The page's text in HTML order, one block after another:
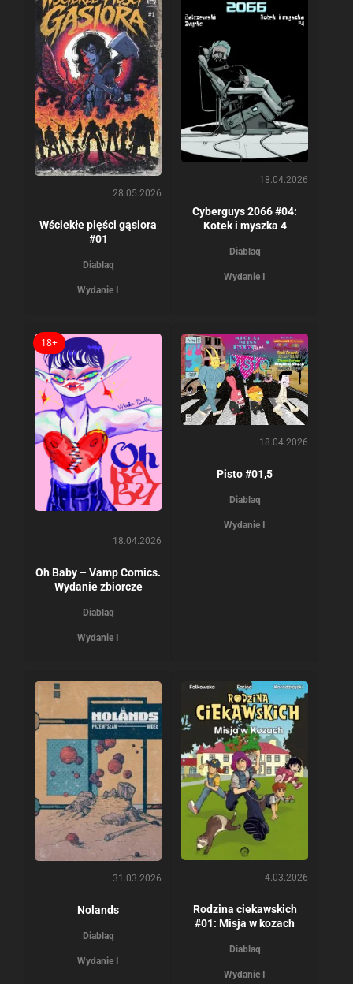
28.05.2026
Wściekłe pięści gąsiora
#01
Diablaq
Wydanie I
18.04.2026
Cyberguys 2066 #04:
Kotek i myszka 4
Diablaq
Wydanie I
18+
18.04.2026
Oh Baby – Vamp Comics.
Wydanie zbiorcze
Diablaq
Wydanie I
18.04.2026
Pisto #01,5
Diablaq
Wydanie I
31.03.2026
Nolands
Diablaq
Wydanie I
4.03.2026
Rodzina ciekawskich
#01: Misja w kozach
Diablaq
Wydanie I